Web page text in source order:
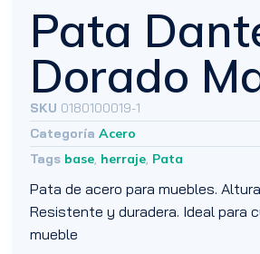
Pata
Dorado
SKU 0180100019-1
Categoría Acero
Tags base, herraje, Pata
Pata de acero para muebles.
Resistente y duradera. Ideal para
mueble